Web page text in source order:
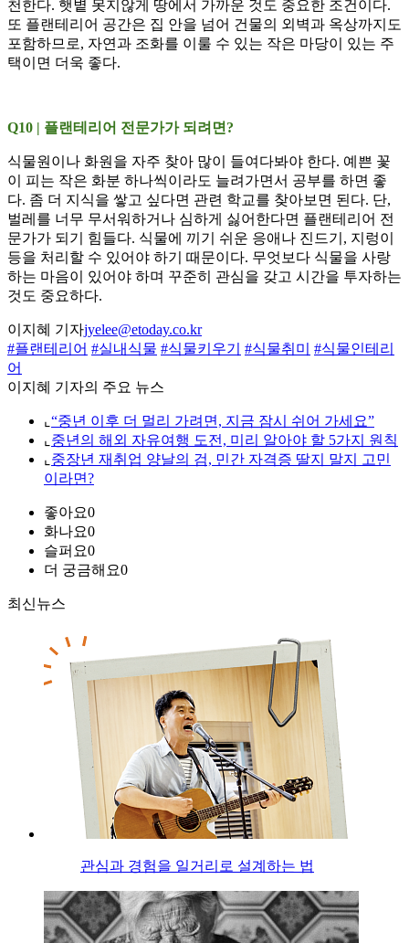
천한다. 햇볕 못지않게 땅에서 가까운 것도 중요한 조건이다.
또 플랜테리어 공간은 집 안을 넘어 건물의 외벽과 옥상까지도
포함하므로, 자연과 조화를 이룰 수 있는 작은 마당이 있는 주
택이면 더욱 좋다.
Q10 | 플랜테리어 전문가가 되려면?
식물원이나 화원을 자주 찾아 많이 들여다봐야 한다. 예쁜 꽃
이 피는 작은 화분 하나씩이라도 늘려가면서 공부를 하면 좋
다. 좀 더 지식을 쌓고 싶다면 관련 학교를 찾아보면 된다. 단,
벌레를 너무 무서워하거나 심하게 싫어한다면 플랜테리어 전
문가가 되기 힘들다. 식물에 끼기 쉬운 응애나 진드기, 지렁이
등을 처리할 수 있어야 하기 때문이다. 무엇보다 식물을 사랑
하는 마음이 있어야 하며 꾸준히 관심을 갖고 시간을 투자하는
것도 중요하다.
이지혜 기자jyelee@etoday.co.kr
#플랜테리어 #실내식물 #식물키우기 #식물취미
#식물인테리
어
이지혜 기자의 주요 뉴스
⌞ “중년 이후 더 멀리 가려면, 지금 잠시 쉬어 가세요”
⌞ 중년의 해외 자유여행 도전, 미리 알아야 할 5가지 원칙
⌞ 중장년 재취업 양날의 검, 민간 자격증 딸지 말지 고민
이라면?
좋아요0
화나요0
슬퍼요0
더 궁금해요0
최신뉴스
관심과 경험을 일거리로 설계하는 법